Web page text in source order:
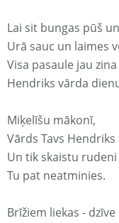
Lai sit bungas pūš
Urā sauc un laimes
Visa pasaule jau zina
Hendriks vārda
Miķelīšu mākonī,
Vārds Tavs Hendriks
Un tik skaistu rudeni
Tu pat neatminies.
Brīžiem liekas -